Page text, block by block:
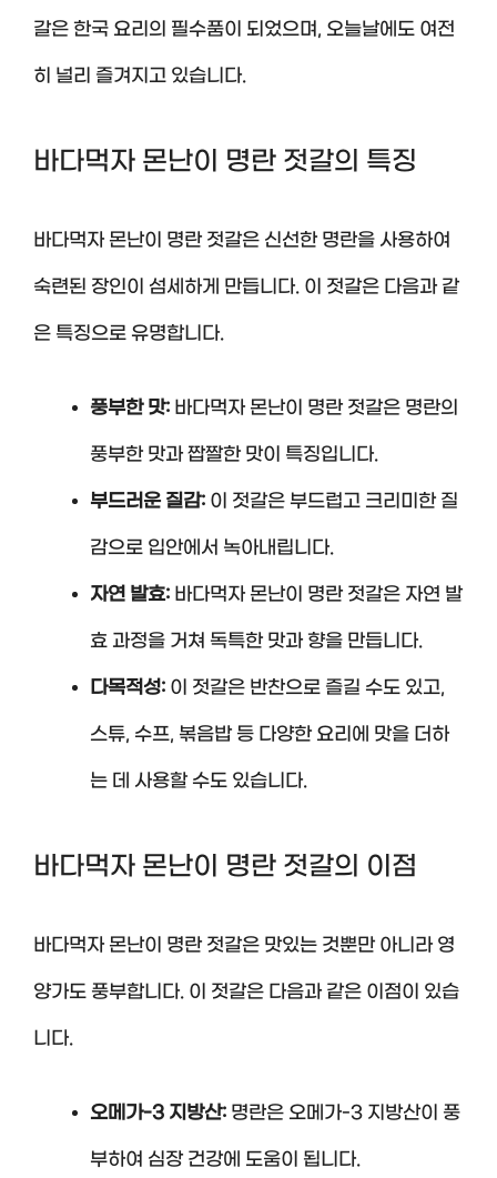
갈은 한국 요리의 필수품이 되었으며, 오늘날에도 여전
히 널리 즐겨지고 있습니다.
바다먹자 몬난이 명란 젓갈의 특징
바다먹자 몬난이 명란 젓갈은 신선한 명란을 사용하여
숙련된 장인이 섬세하게 만듭니다. 이 젓갈은 다음과 같
은 특징으로 유명합니다.
풍부한 맛: 바다먹자 몬난이 명란 젓갈은 명란의
풍부한 맛과 짭짤한 맛이 특징입니다.
부드러운 질감: 이 젓갈은 부드럽고 크리미한 질
감으로 입안에서 녹아내립니다.
자연 발효: 바다먹자 몬난이 명란 젓갈은 자연 발
효 과정을 거쳐 독특한 맛과 향을 만듭니다.
다목적성: 이 젓갈은 반찬으로 즐길 수도 있고,
스튜, 수프, 볶음밥 등 다양한 요리에 맛을 더하
는 데 사용할 수도 있습니다.
바다먹자 몬난이 명란 젓갈의 이점
바다먹자 몬난이 명란 젓갈은 맛있는 것뿐만 아니라 영
양가도 풍부합니다. 이 젓갈은 다음과 같은 이점이 있습
니다.
오메가-3 지방산: 명란은 오메가-3 지방산이 풍
부하여 심장 건강에 도움이 됩니다.